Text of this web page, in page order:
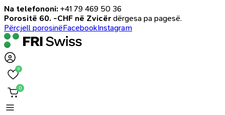
Na telefononi: +41 79 469 50 36
Porositë 60. -CHF në Zvicër dërgesa pa pagesë.
Përcjell porosinëFacebookInstagram
0
0